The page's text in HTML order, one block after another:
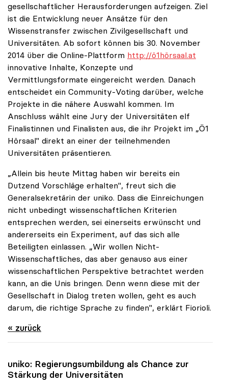
gesellschaftlicher Herausforderungen aufzeigen. Ziel
ist die Entwicklung neuer Ansätze für den
Wissenstransfer zwischen Zivilgesellschaft und
Universitäten. Ab sofort können bis 30. November
2014 über die Online-Plattform http://ö1hörsaal.at
innovative Inhalte, Konzepte und
Vermittlungsformate eingereicht werden. Danach
entscheidet ein Community-Voting darüber, welche
Projekte in die nähere Auswahl kommen. Im
Anschluss wählt eine Jury der Universitäten elf
Finalistinnen und Finalisten aus, die ihr Projekt im „Ö1
Hörsaal" direkt an einer der teilnehmenden
Universitäten präsentieren.
„Allein bis heute Mittag haben wir bereits ein
Dutzend Vorschläge erhalten", freut sich die
Generalsekretärin der uniko. Dass die Einreichungen
nicht unbedingt wissenschaftlichen Kriterien
entsprechen werden, sei einerseits erwünscht und
andererseits ein Experiment, auf das sich alle
Beteiligten einlassen. „Wir wollen Nicht-
Wissenschaftliches, das aber genauso aus einer
wissenschaftlichen Perspektive betrachtet werden
kann, an die Unis bringen. Denn wenn diese mit der
Gesellschaft in Dialog treten wollen, geht es auch
darum, die richtige Sprache zu finden", erklärt Fiorioli.
« zurück
uniko: Regierungsumbildung als Chance zur
Stärkung der Universitäten